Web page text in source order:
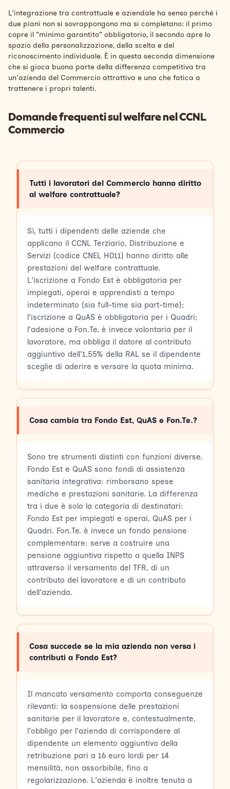
L'integrazione tra contrattuale e aziendale ha senso perché i
due piani non si sovrappongono ma si completano: il primo
copre il "minimo garantito" obbligatorio, il secondo apre lo
spazio della personalizzazione, della scelta e del
riconoscimento individuale. È in questa seconda dimensione
che si gioca buona parte della differenza competitiva tra
un'azienda del Commercio attrattiva e una che fatica a
trattenere i propri talenti.
Domande frequenti sul welfare nel CCNL
Commercio
Tutti i lavoratori del Commercio hanno diritto
al welfare contrattuale?
Sì, tutti i dipendenti delle aziende che
applicano il CCNL Terziario, Distribuzione e
Servizi (codice CNEL H011) hanno diritto alle
prestazioni del welfare contrattuale.
L'iscrizione a Fondo Est è obbligatoria per
impiegati, operai e apprendisti a tempo
indeterminato (sia full-time sia part-time);
l'iscrizione a QuAS è obbligatoria per i Quadri;
l'adesione a Fon.Te. è invece volontaria per il
lavoratore, ma obbliga il datore al contributo
aggiuntivo dell'1,55% della RAL se il dipendente
sceglie di aderire e versare la quota minima.
Cosa cambia tra Fondo Est, QuAS e Fon.Te.?
Sono tre strumenti distinti con funzioni diverse.
Fondo Est e QuAS sono fondi di assistenza
sanitaria integrativa: rimborsano spese
mediche e prestazioni sanitarie. La differenza
tra i due è solo la categoria di destinatari:
Fondo Est per impiegati e operai, QuAS per i
Quadri. Fon.Te. è invece un fondo pensione
complementare: serve a costruire una
pensione aggiuntiva rispetto a quella INPS
attraverso il versamento del TFR, di un
contributo del lavoratore e di un contributo
dell'azienda.
Cosa succede se la mia azienda non versa i
contributi a Fondo Est?
Il mancato versamento comporta conseguenze
rilevanti: la sospensione delle prestazioni
sanitarie per il lavoratore e, contestualmente,
l'obbligo per l'azienda di corrispondere al
dipendente un elemento aggiuntivo della
retribuzione pari a 16 euro lordi per 14
mensilità, non assorbibile, fino a
regolarizzazione. L'azienda è inoltre tenuta a